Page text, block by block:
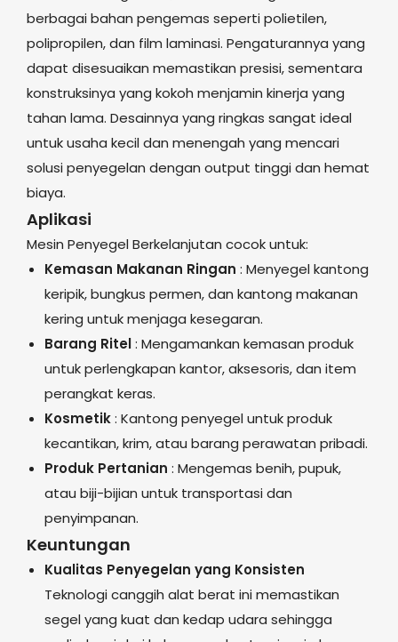
berbagai bahan pengemas seperti polietilen,
polipropilen, dan film laminasi. Pengaturannya yang
dapat disesuaikan memastikan presisi, sementara
konstruksinya yang kokoh menjamin kinerja yang
tahan lama. Desainnya yang ringkas sangat ideal
untuk usaha kecil dan menengah yang mencari
solusi penyegelan dengan output tinggi dan hemat
biaya.
Aplikasi
Mesin Penyegel Berkelanjutan cocok untuk:
Kemasan Makanan Ringan : Menyegel kantong
keripik, bungkus permen, dan kantong makanan
kering untuk menjaga kesegaran.
Barang Ritel: Mengamankan kemasan produk
untuk perlengkapan kantor, aksesoris, dan item
perangkat keras.
Kosmetik: Kantong penyegel untuk produk
kecantikan, krim, atau barang perawatan pribadi.
Produk Pertanian : Mengemas benih, pupuk,
atau biji-bijian untuk transportasi dan
penyimpanan.
Keuntungan
Kualitas Penyegelan yang Konsisten
Teknologi canggih alat berat ini memastikan
segel yang kuat dan kedap udara sehingga